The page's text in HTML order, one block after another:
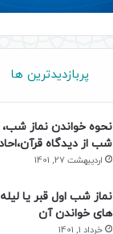
پربازدیدترین ها
نحوه خواندن نماز شب،
شب از دیدگاه
اردیبهشت 27, 1401
نماز شب اول قبر یا
های خواندن آن
خرداد 1, 1401